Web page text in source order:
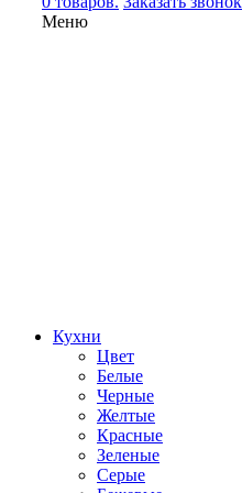
Меню
Кухни
Цвет
Белые
Черные
Желтые
Красные
Зеленые
Серые